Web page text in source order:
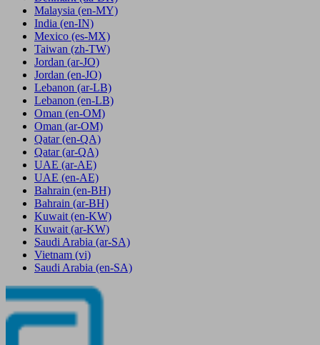
Malaysia (en-MY)
India (en-IN)
Mexico (es-MX)
Taiwan (zh-TW)
Jordan (ar-JO)
Jordan (en-JO)
Lebanon (ar-LB)
Lebanon (en-LB)
Oman (en-OM)
Oman (ar-OM)
Qatar (en-QA)
Qatar (ar-QA)
UAE (ar-AE)
UAE (en-AE)
Bahrain (en-BH)
Bahrain (ar-BH)
Kuwait (en-KW)
Kuwait (ar-KW)
Saudi Arabia (ar-SA)
Vietnam (vi)
Saudi Arabia (en-SA)